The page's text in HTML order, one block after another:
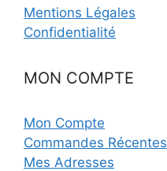
Mentions Légales
Confidentialité
MON COMPTE
Mon Compte
Commandes Récentes
Mes Adresses